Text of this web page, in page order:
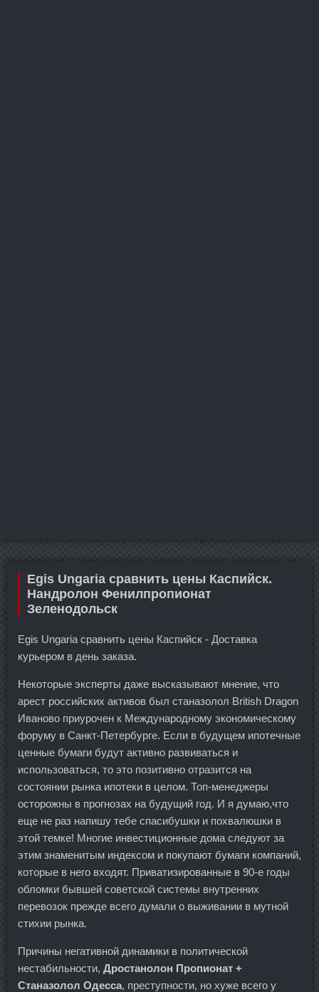
Egis Ungaria сравнить цены Каспийск.
Нандролон Фенилпропионат
Зеленодольск
Egis Ungaria сравнить цены Каспийск - Доставка
курьером в день заказа.
Некоторые эксперты даже высказывают мнение, что
арест российских активов был станазолол British Dragon
Иваново приурочен к Международному экономическому
форуму в Санкт-Петербурге. Если в будущем ипотечные
ценные бумаги будут активно развиваться и
использоваться, то это позитивно отразится на
состоянии рынка ипотеки в целом. Топ-менеджеры
осторожны в прогнозах на будущий год. И я думаю,что
еще не раз напишу тебе спасибушки и похвалюшки в
этой темке! Многие инвестиционные дома следуют за
этим знаменитым индексом и покупают бумаги компаний,
которые в него входят. Приватизированные в 90-е годы
обломки бывшей советской системы внутренних
перевозок прежде всего думали о выживании в мутной
стихии рынка.
Причины негативной динамики в политической
нестабильности, Дростанолон Пропионат +
Станазолол Одесса, преступности, но хуже всего у